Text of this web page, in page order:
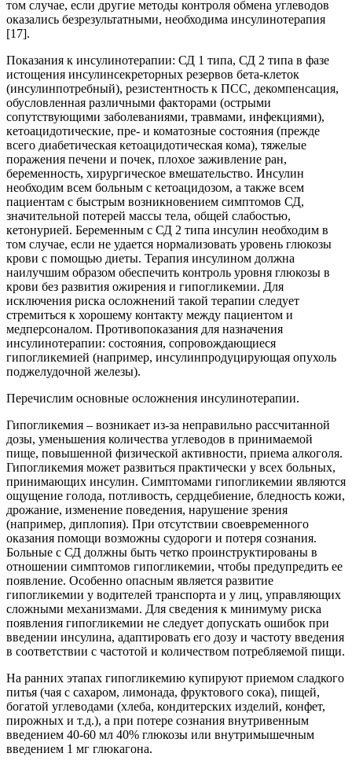
том случае, если другие методы контроля обмена углеводов
оказались безрезультатными, необходима инсулинотерапия
[17].
Показания к инсулинотерапии: СД 1 типа, СД 2 типа в фазе
истощения инсулинсекреторных резервов бета-клеток
(инсулинпотребный), резистентность к ПСС, декомпенсация,
обусловленная различными факторами (острыми
сопутствующими заболеваниями, травмами, инфекциями),
кетоацидотические, пре- и коматозные состояния (прежде
всего диабетическая кетоацидотическая кома), тяжелые
поражения печени и почек, плохое заживление ран,
беременность, хирургическое вмешательство. Инсулин
необходим всем больным с кетоацидозом, а также всем
пациентам с быстрым возникновением симптомов СД,
значительной потерей массы тела, общей слабостью,
кетонурией. Беременным с СД 2 типа инсулин необходим в
том случае, если не удается нормализовать уровень глюкозы
крови с помощью диеты. Терапия инсулином должна
наилучшим образом обеспечить контроль уровня глюкозы в
крови без развития ожирения и гипогликемии. Для
исключения риска осложнений такой терапии следует
стремиться к хорошему контакту между пациентом и
медперсоналом. Противопоказания для назначения
инсулинотерапии: состояния, сопровождающиеся
гипогликемией (например, инсулинпродуцирующая опухоль
поджелудочной железы).
Перечислим основные осложнения инсулинотерапии.
Гипогликемия – возникает из-за неправильно рассчитанной
дозы, уменьшения количества углеводов в принимаемой
пище, повышенной физической активности, приема алкоголя.
Гипогликемия может развиться практически у всех больных,
принимающих инсулин. Симптомами гипогликемии являются
ощущение голода, потливость, сердцебиение, бледность кожи,
дрожание, изменение поведения, нарушение зрения
(например, диплопия). При отсутствии своевременного
оказания помощи возможны судороги и потеря сознания.
Больные с СД должны быть четко проинструктированы в
отношении симптомов гипогликемии, чтобы предупредить ее
появление. Особенно опасным является развитие
гипогликемии у водителей транспорта и у лиц, управляющих
сложными механизмами. Для сведения к минимуму риска
появления гипогликемии не следует допускать ошибок при
введении инсулина, адаптировать его дозу и частоту введения
в соответствии с частотой и количеством потребляемой пищи.
На ранних этапах гипогликемию купируют приемом сладкого
питья (чая с сахаром, лимонада, фруктового сока), пищей,
богатой углеводами (хлеба, кондитерских изделий, конфет,
пирожных и т.д.), а при потере сознания внутривенным
введением 40-60 мл 40% глюкозы или внутримышечным
введением 1 мг глюкагона.